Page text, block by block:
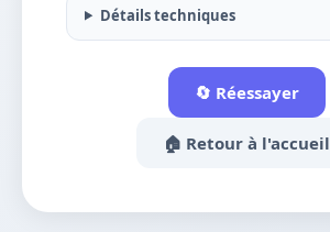
Détails techniques
🔄 Réessayer
🏠 Retour à l'accueil